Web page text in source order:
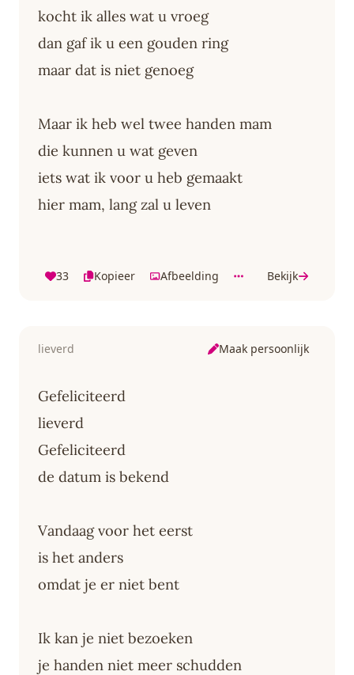
kocht ik alles wat u vroeg
dan gaf ik u een gouden ring
maar dat is niet genoeg
Maar ik heb wel twee handen mam
die kunnen u wat geven
iets wat ik voor u heb gemaakt
hier mam, lang zal u leven
33 Kopieer Afbeelding Bekijk
lieverd Maak persoonlijk
Gefeliciteerd
lieverd
Gefeliciteerd
de datum is bekend
Vandaag voor het eerst
is het anders
omdat je er niet bent
Ik kan je niet bezoeken
je handen niet meer schudden